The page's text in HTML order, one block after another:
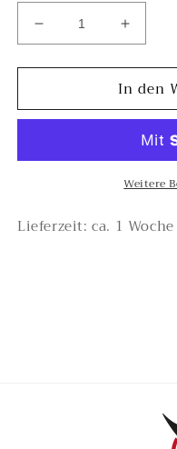
Verringere
die
Menge
Patch
Erhöhe
die
Menge
für
Patch
In den
Weitere
Lieferzeit: ca. 1 Woche